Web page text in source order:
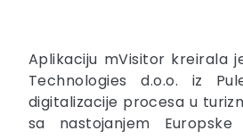
Aplikaciju mVisitor kreirala
Technologies d.o.o. iz
digitalizacije procesa u
sa nastojanjem